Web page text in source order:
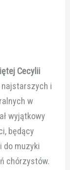
Cecylii
najstarszych i
w
wyjątkowy
będący
do muzyki
chórzystów.